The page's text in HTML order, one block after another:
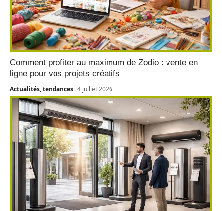
Comment profiter au maximum de Zodio : vente en
ligne pour vos projets créatifs
Actualités, tendances 4 juillet 2026